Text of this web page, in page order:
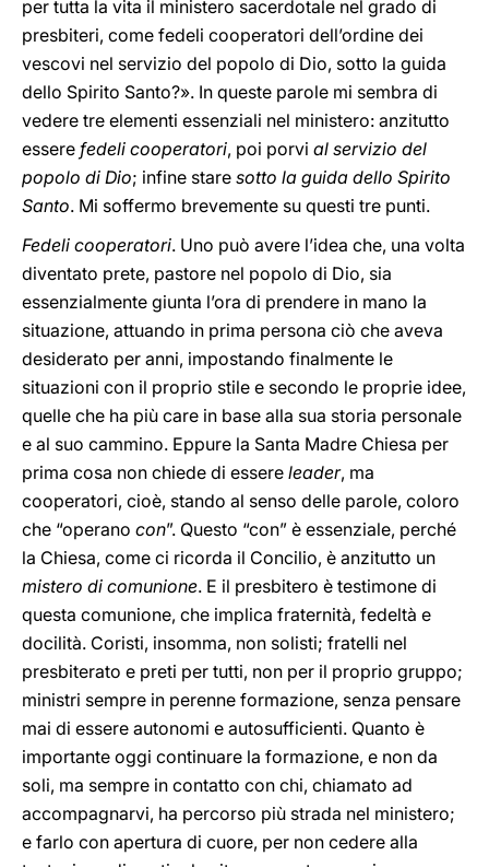
per tutta la vita il ministero sacerdotale nel grado di
presbiteri, come fedeli cooperatori dell’ordine dei
vescovi nel servizio del popolo di Dio, sotto la guida
dello Spirito Santo?». In queste parole mi sembra di
vedere tre elementi essenziali nel ministero: anzitutto
essere fedeli cooperatori, poi porvi al servizio del
popolo di Dio; infine stare sotto la guida dello Spirito
Santo. Mi soffermo brevemente su questi tre punti.
Fedeli cooperatori. Uno può avere l’idea che, una volta
diventato prete, pastore nel popolo di Dio, sia
essenzialmente giunta l’ora di prendere in mano la
situazione, attuando in prima persona ciò che aveva
desiderato per anni, impostando finalmente le
situazioni con il proprio stile e secondo le proprie idee,
quelle che ha più care in base alla sua storia personale
e al suo cammino. Eppure la Santa Madre Chiesa per
prima cosa non chiede di essere leader, ma
cooperatori, cioè, stando al senso delle parole, coloro
che “operano con”. Questo “con” è essenziale, perché
la Chiesa, come ci ricorda il Concilio, è anzitutto un
mistero di comunione. E il presbitero è testimone di
questa comunione, che implica fraternità, fedeltà e
docilità. Coristi, insomma, non solisti; fratelli nel
presbiterato e preti per tutti, non per il proprio gruppo;
ministri sempre in perenne formazione, senza pensare
mai di essere autonomi e autosufficienti. Quanto è
importante oggi continuare la formazione, e non da
soli, ma sempre in contatto con chi, chiamato ad
accompagnarvi, ha percorso più strada nel ministero;
e farlo con apertura di cuore, per non cedere alla